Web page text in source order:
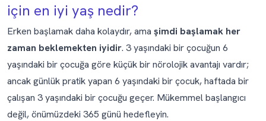
için en iyi yaş nedir?
Erken başlamak daha kolaydır, ama şimdi başlamak her
zaman beklemekten iyidir. 3 yaşındaki bir çocuğun 6
yaşındaki bir çocuğa göre küçük bir nörolojik avantajı vardır;
ancak günlük pratik yapan 6 yaşındaki bir çocuk, haftada bir
çalışan 3 yaşındaki bir çocuğu geçer. Mükemmel başlangıcı
değil, önümüzdeki 365 günü hedefleyin.